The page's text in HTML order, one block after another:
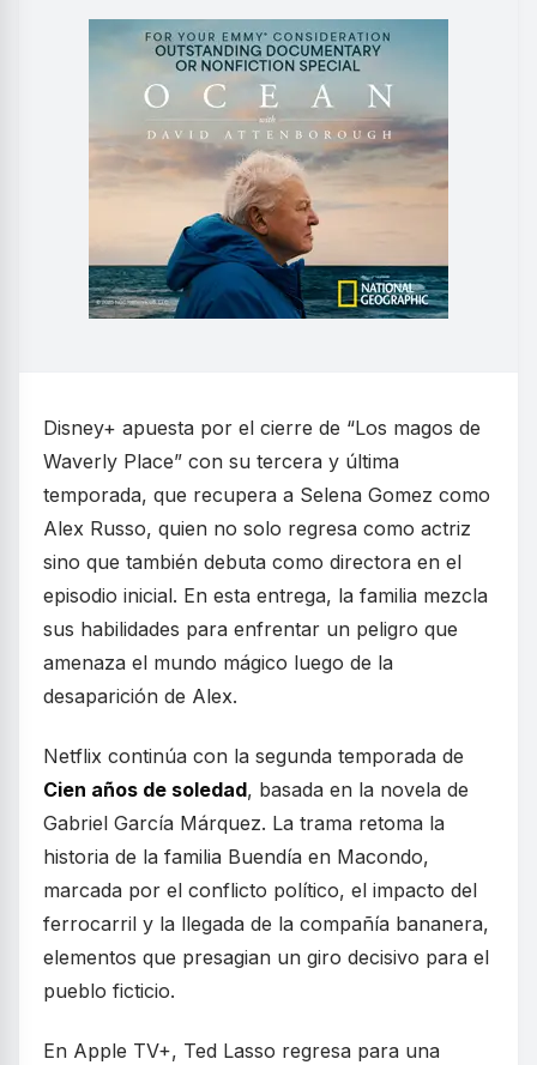
Disney+ apuesta por el cierre de “Los magos de
Waverly Place” con su tercera y última
temporada, que recupera a Selena Gomez como
Alex Russo, quien no solo regresa como actriz
sino que también debuta como directora en el
episodio inicial. En esta entrega, la familia mezcla
sus habilidades para enfrentar un peligro que
amenaza el mundo mágico luego de la
desaparición de Alex.
Netflix continúa con la segunda temporada de
Cien años de soledad, basada en la novela de
Gabriel García Márquez. La trama retoma la
historia de la familia Buendía en Macondo,
marcada por el conflicto político, el impacto del
ferrocarril y la llegada de la compañía bananera,
elementos que presagian un giro decisivo para el
pueblo ficticio.
En Apple TV+, Ted Lasso regresa para una